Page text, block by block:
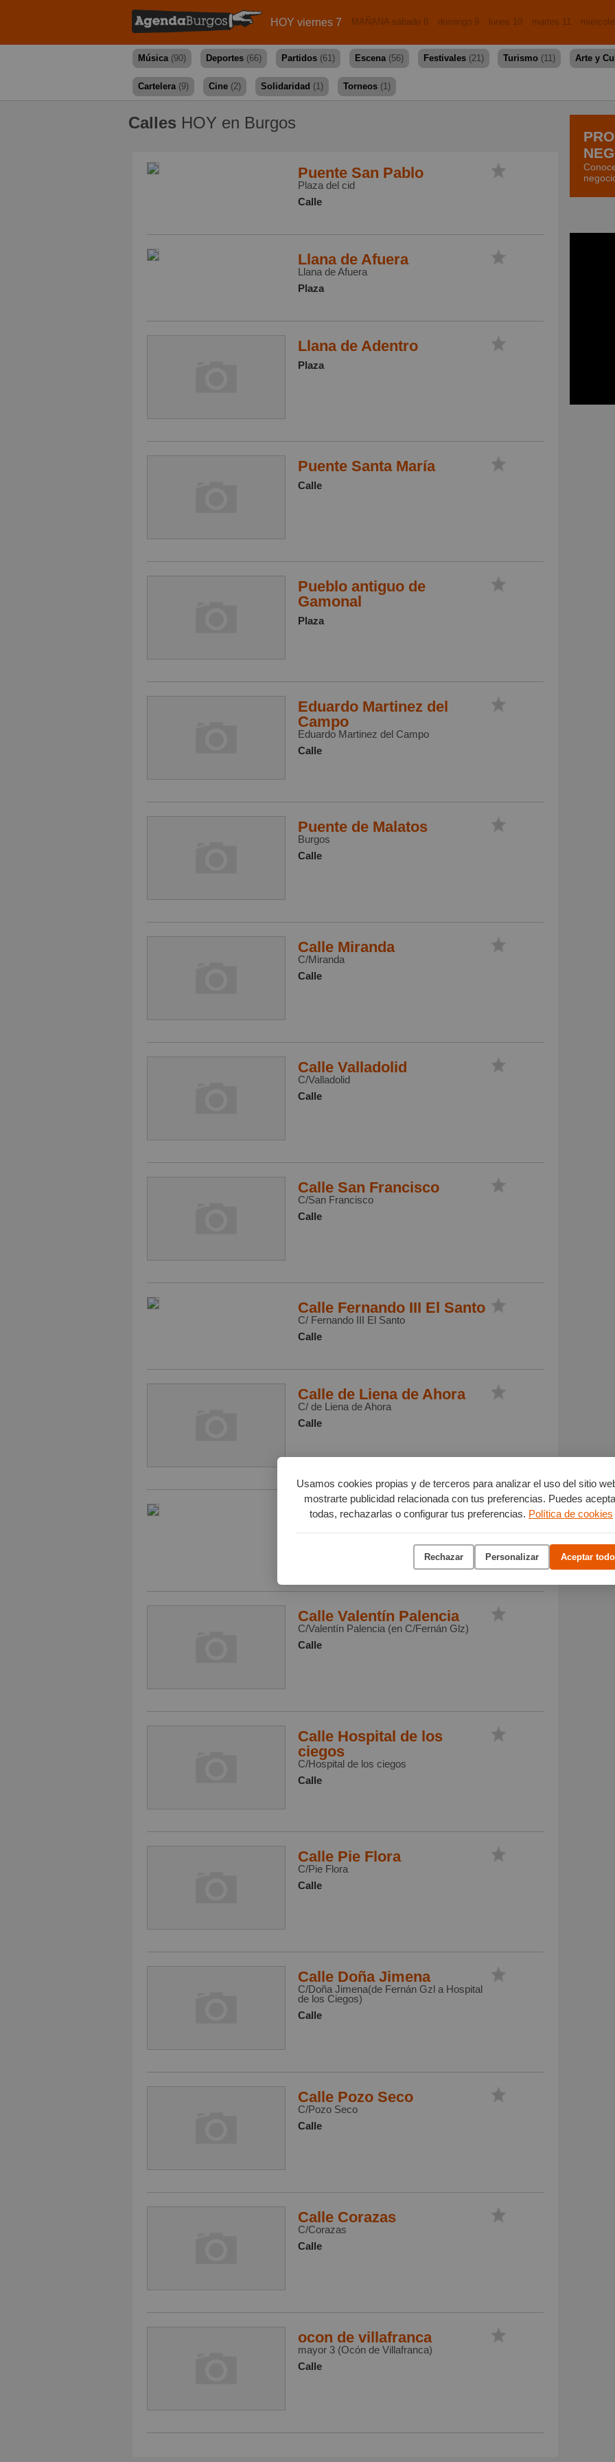
Usamos cookies propias y de terceros para analizar el uso del sitio
mostrarte publicidad relacionada con tus preferencias. Puedes
todas, rechazarlas o configurar tus preferencias. Política de cookies
Rechazar Personalizar Aceptar todo
HOY viernes 7 MAÑANA sábado 8 domingo 9 lunes 10 martes 11
Música (90) Deportes (66) Partidos (61) Escena (56) Festivales (21) Turismo (11) Arte y
Cartelera (9) Cine (2) Solidaridad (1) Torneos (1)
Calles HOY en Burgos
Puente San Pablo
Plaza del cid
Calle
Llana de Afuera
Llana de Afuera
Plaza
Llana de Adentro
Plaza
Puente Santa María
Calle
Pueblo antiguo de
Gamonal
Plaza
Eduardo Martinez del
Campo
Eduardo Martinez del Campo
Calle
Puente de Malatos
Burgos
Calle
Calle Miranda
C/Miranda
Calle
Calle Valladolid
C/Valladolid
Calle
Calle San Francisco
C/San Francisco
Calle
Calle Fernando III El Santo
C/ Fernando III El Santo
Calle
Calle de Liena de Ahora
C/ de Liena de Ahora
Calle
Calle de Fernán Gonzalez
26 (escaleras Pécora)
Calle Valentín Palencia
C/Valentín Palencia (en C/Fernán Glz)
Calle
Calle Hospital de los
ciegos
C/Hospital de los ciegos
Calle
Calle Pie Flora
C/Pie Flora
Calle
Calle Doña Jimena
C/Doña Jimena(de Fernán Gzl a Hospital
de los Ciegos)
Calle
Calle Pozo Seco
C/Pozo Seco
Calle
Calle Corazas
C/Corazas
Calle
ocon de villafranca
mayor 3 (Ocón de Villafranca)
Calle